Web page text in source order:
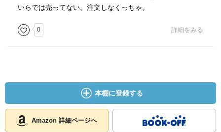
いらでは売ってない。注文しなくっちゃ。
0 詳細をみる
本棚に登録する
Amazon 詳細ページへ